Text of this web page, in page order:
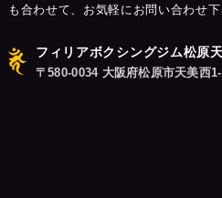
も合わせて、お気軽にお問い合わせ下
フィリアボクシングジム松原
〒580-0034 大阪府松原市天美西